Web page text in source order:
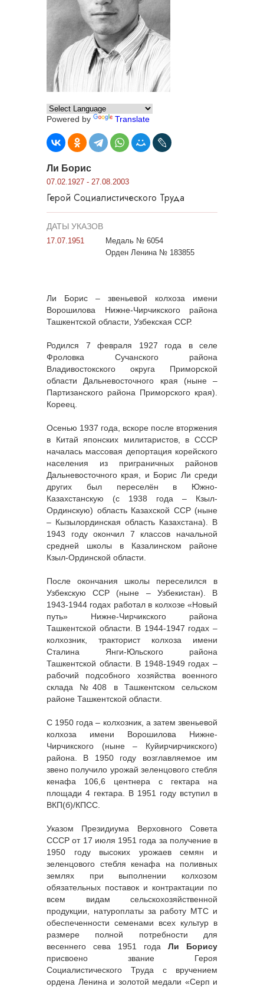
Powered by Translate
Ли Борис
07.02.1927 - 27.08.2003
Герой Социалистического Труда
ДАТЫ УКАЗОВ
17.07.1951
Медаль № 6054
Орден Ленина № 183855
Ли Борис – звеньевой колхоза имени
Ворошилова Нижне-Чирчикского района
Ташкентской области, Узбекская ССР.
Родился 7 февраля 1927 года в селе
Фроловка Сучанского района
Владивостокского округа Приморской
области Дальневосточного края (ныне –
Партизанского района Приморского края).
Кореец.
Осенью 1937 года, вскоре после вторжения
в Китай японских милитаристов, в СССР
началась массовая депортация корейского
населения из приграничных районов
Дальневосточного края, и Борис Ли среди
других был переселён в Южно-
Казахстанскую (с 1938 года – Кзыл-
Ординскую) область Казахской ССР (ныне
– Кызылординская область Казахстана). В
1943 году окончил 7 классов начальной
средней школы в Казалинском районе
Кзыл-Ординской области.
После окончания школы переселился в
Узбекскую ССР (ныне – Узбекистан). В
1943-1944 годах работал в колхозе «Новый
путь» Нижне-Чирчикского района
Ташкентской области. В 1944-1947 годах –
колхозник, тракторист колхоза имени
Сталина Янги-Юльского района
Ташкентской области. В 1948-1949 годах –
рабочий подсобного хозяйства военного
склада №408 в Ташкентском сельском
районе Ташкентской области.
С 1950 года – колхозник, а затем звеньевой
колхоза имени Ворошилова Нижне-
Чирчикского (ныне – Куйирчирчикского)
района. В 1950 году возглавляемое им
звено получило урожай зеленцового стебля
кенафа 106,6 центнера с гектара на
площади 4 гектара. В 1951 году вступил в
ВКП(б)/КПСС.
Указом Президиума Верховного Совета
СССР от 17 июля 1951 года за получение в
1950 году высоких урожаев семян и
зеленцового стебля кенафа на поливных
землях при выполнении колхозом
обязательных поставок и контрактации по
всем видам сельскохозяйственной
продукции, натуроплаты за работу МТС и
обеспеченности семенами всех культур в
размере полной потребности для
весеннего сева 1951 года Ли Борису
присвоено звание Героя
Социалистического Труда с вручением
ордена Ленина и золотой медали «Серп и